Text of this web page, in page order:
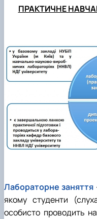
ПРАКТИЧНЕ
Лабораторне заняття
якому студенти
особисто проводить